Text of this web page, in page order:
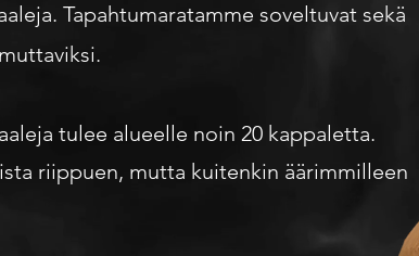
Tapahtumaratamme soveltuvat sekä
tulee alueelle noin 20 kappaletta.
riippuen, mutta kuitenkin äärimmilleen